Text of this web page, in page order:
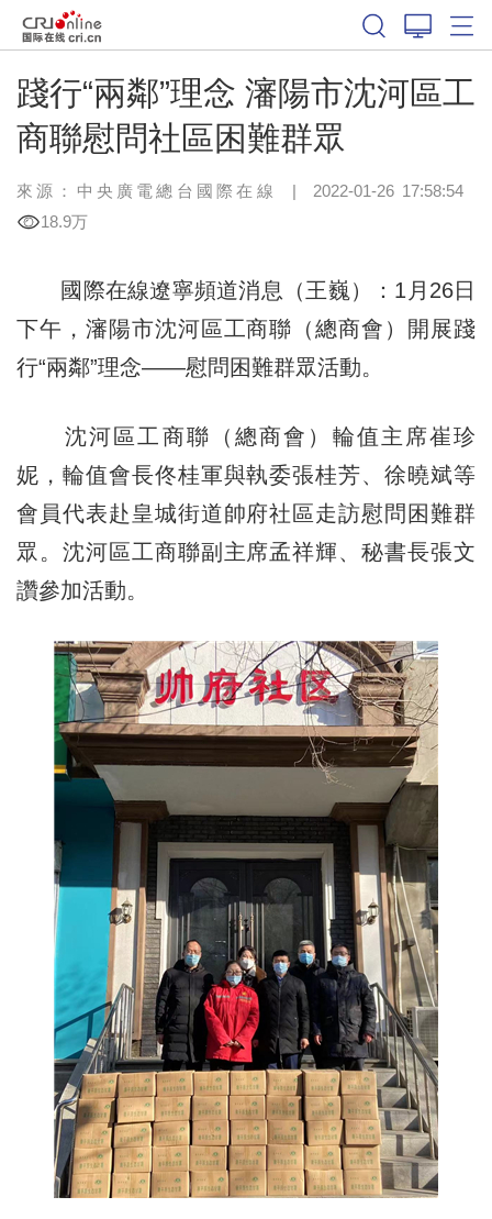
踐行“兩鄰”理念 瀋陽市沈河區工
商聯慰問社區困難群眾
來源：中央廣電總台國際在線 | 2022-01-26 17:58:54
18.9万
國際在線遼寧頻道消息（王巍）：1月26日
下午，瀋陽市沈河區工商聯（總商會）開展踐
行“兩鄰”理念——慰問困難群眾活動。
沈河區工商聯（總商會）輪值主席崔珍
妮，輪值會長佟桂軍與執委張桂芳、徐曉斌等
會員代表赴皇城街道帥府社區走訪慰問困難群
眾。沈河區工商聯副主席孟祥輝、秘書長張文
讚參加活動。